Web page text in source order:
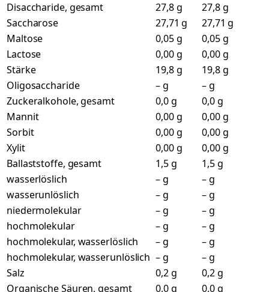
Disaccharide, gesamt
27,8 g
27,8 g
Saccharose
27,71 g
27,71 g
Maltose
0,05 g
0,05 g
Lactose
0,00 g
0,00 g
Stärke
19,8 g
19,8 g
Oligosaccharide
– g
– g
Zuckeralkohole, gesamt
0,0 g
0,0 g
Mannit
0,00 g
0,00 g
Sorbit
0,00 g
0,00 g
Xylit
0,00 g
0,00 g
Ballaststoffe, gesamt
1,5 g
1,5 g
wasserlöslich
– g
– g
wasserunlöslich
– g
– g
niedermolekular
– g
– g
hochmolekular
– g
– g
hochmolekular, wasserlöslich
– g
– g
hochmolekular, wasserunlöslich – g
– g
Salz
0,2 g
0,2 g
Organische Säuren, gesamt
0,0 g
0,0 g